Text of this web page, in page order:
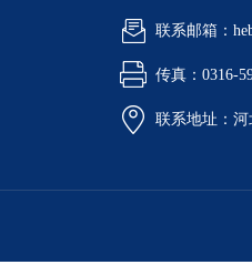
联系邮箱：
传真：0316-
联系地址：